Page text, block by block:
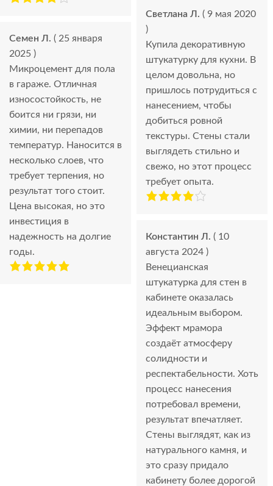
Семен Л. ( 25 января
2025 )
Микроцемент для пола
в гараже. Отличная
износостойкость, не
боится ни грязи, ни
химии, ни перепадов
температур. Наносится в
несколько слоев, что
требует терпения, но
результат того стоит.
Цена высокая, но это
инвестиция в
надежность на долгие
годы.
Светлана Л. ( 9 мая 2020
)
Купила декоративную
штукатурку для кухни. В
целом довольна, но
пришлось потрудиться с
нанесением, чтобы
добиться ровной
текстуры. Стены стали
выглядеть стильно и
свежо, но этот процесс
требует опыта.
Константин Л. ( 10
августа 2024 )
Венецианская
штукатурка для стен в
кабинете оказалась
идеальным выбором.
Эффект мрамора
создаёт атмосферу
солидности и
респектабельности. Хоть
процесс нанесения
потребовал времени,
результат впечатляет.
Стены выглядят, как из
натурального камня, и
это сразу придало
кабинету более дорогой